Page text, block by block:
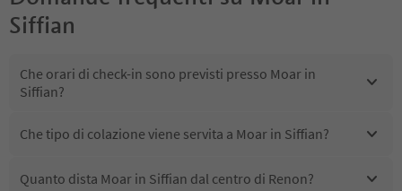
Siffian
Che orari di check-in sono previsti presso Moar in
Siffian?
Che tipo di colazione viene servita a Moar in Siffian?
Quanto dista Moar in Siffian dal centro di Renon?